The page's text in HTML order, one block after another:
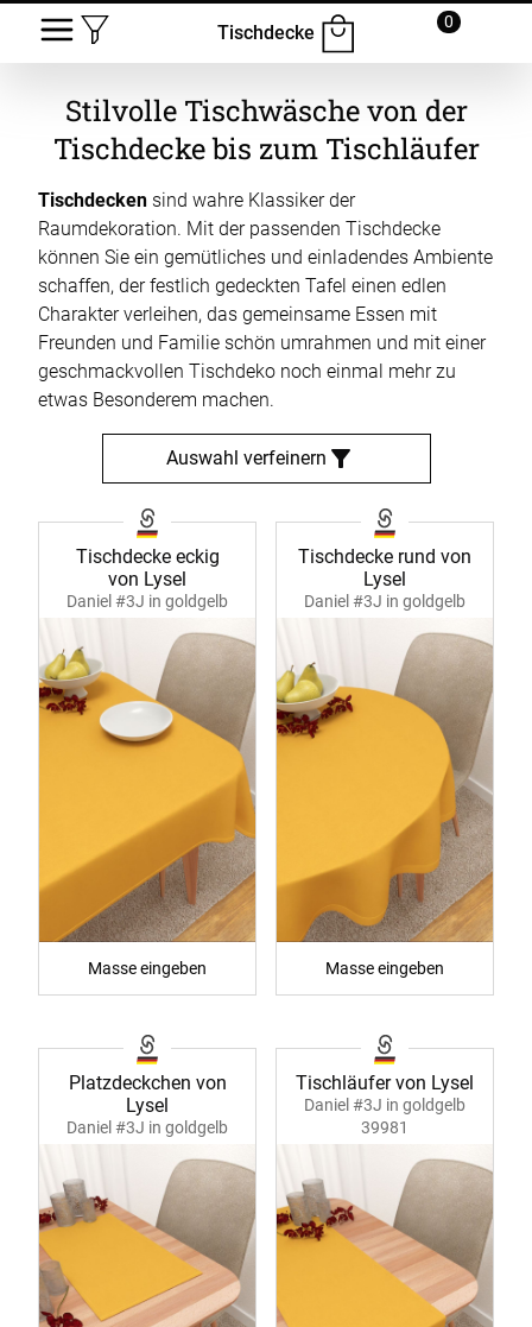
Tischdecke
0
Stilvolle Tischwäsche von der
Tischdecke bis zum Tischläufer
Tischdecken sind wahre Klassiker der
Raumdekoration. Mit der passenden Tischdecke
können Sie ein gemütliches und einladendes Ambiente
schaffen, der festlich gedeckten Tafel einen edlen
Charakter verleihen, das gemeinsame Essen mit
Freunden und Familie schön umrahmen und mit einer
geschmackvollen Tischdeko noch einmal mehr zu
etwas Besonderem machen.
Auswahl verfeinern
Tischdecke eckig
von Lysel
Daniel #3J in goldgelb
39978
Masse eingeben
Tischdecke rund von
Lysel
Daniel #3J in goldgelb
39979
Masse eingeben
Platzdeckchen von
Lysel
Daniel #3J in goldgelb
39980
Tischläufer von Lysel
Daniel #3J in goldgelb
39981